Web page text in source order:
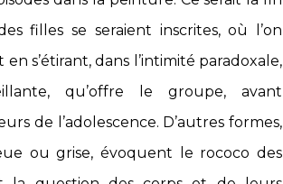
filles se seraient inscrites, où l’on
s’étirant, dans l’intimité paradoxale,
qu’offre le groupe, avant
de l’adolescence. D’autres formes,
ou grise, évoquent le rococo des